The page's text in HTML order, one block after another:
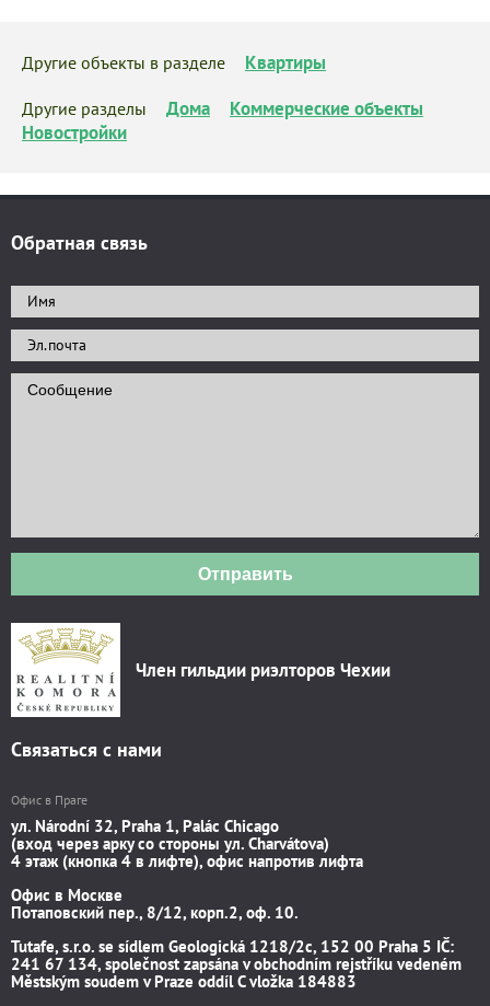
Другие объекты в разделе Квартиры
Другие разделы Дома
Коммерческие объекты
Новостройки
Обратная связь
Отправить
Член гильдии риэлторов Чехии
Связаться с нами
Офис в Праге
ул. Národní 32, Praha 1, Palác Chicago
(вход через арку со стороны ул. Charvátova)
4 этаж (кнопка 4 в лифте), офис напротив лифта
Офис в Москве
Потаповский пер., 8/12, корп.2, оф. 10.
Tutafe, s.r.o. se sídlem Geologická 1218/2c, 152 00 Praha 5 IČ:
241 67 134, společnost zapsána v obchodním rejstříku vedeném
Městským soudem v Praze oddíl C vložka 184883